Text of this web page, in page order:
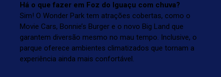
Há o que fazer em Foz do Iguaçu com chuva?
Sim! O Wonder Park tem atrações cobertas, como o
Movie Cars, Bonnie’s Burger e o novo Big Land que
garantem diversão mesmo no mau tempo. Inclusive, o
parque oferece ambientes climatizados que tornam a
experiência ainda mais confortável.